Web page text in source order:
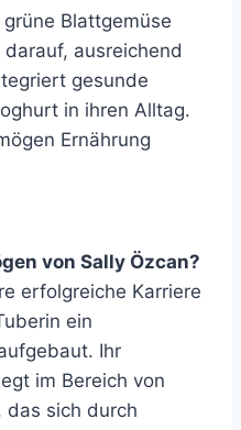
Blattgemüse
ausreichend
gesunde
in ihren Alltag.
von Sally Özcan?
erfolgreiche Karriere
ein
Ihr
im Bereich von
das sich durch